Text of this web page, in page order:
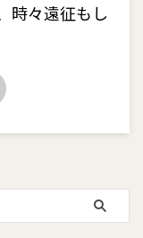
時々遠征もし